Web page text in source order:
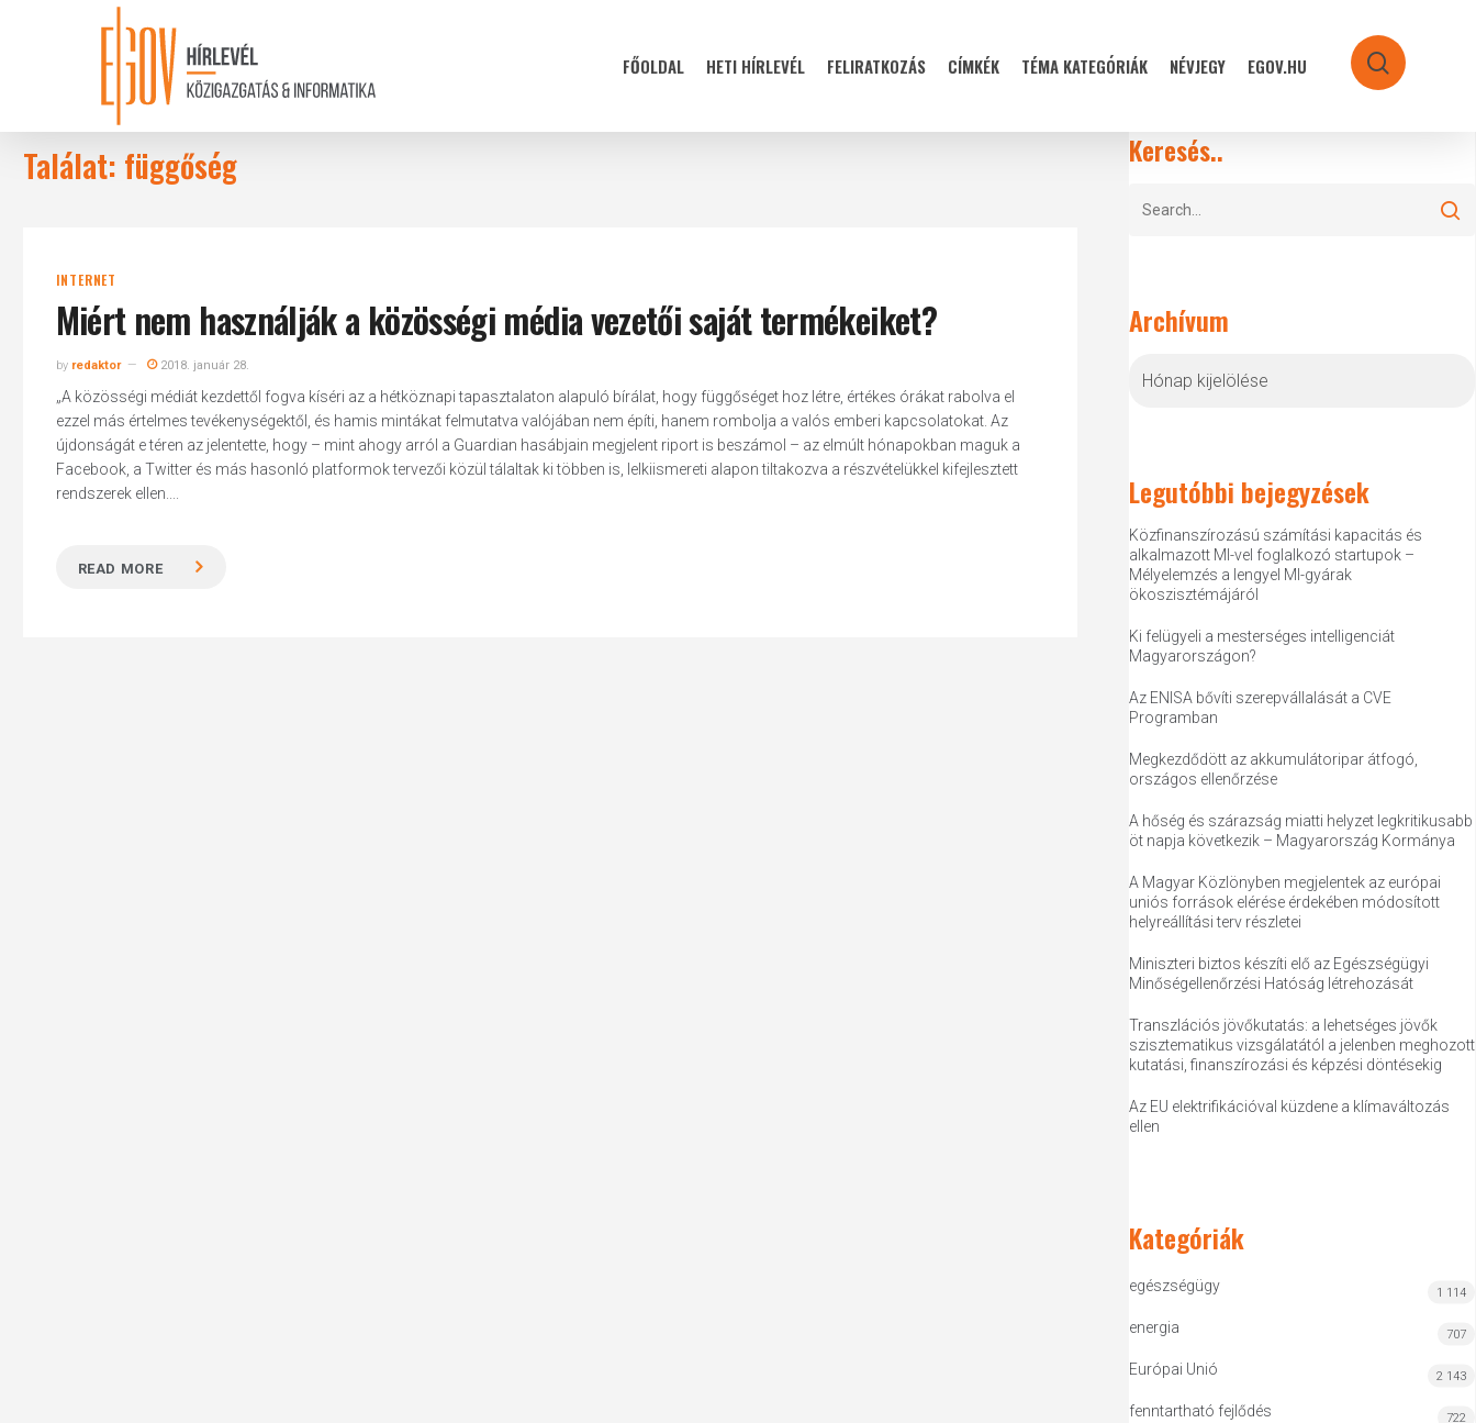
FŐOLDAL HETI HÍRLEVÉL FELIRATKOZÁS CÍMKÉK TÉMA KATEGÓRIÁK NÉVJEGY EGOV.HU search
Találat: függőség
INTERNET
Miért nem használják a közösségi média vezetői saját termékeiket?
by redaktor 2018. január 28.
„A közösségi médiát kezdettől fogva kíséri az a hétköznapi tapasztalaton alapuló bírálat, hogy függőséget hoz létre, értékes órákat rabolva el
ezzel más értelmes tevékenységektől, és hamis mintákat felmutatva valójában nem építi, hanem rombolja a valós emberi kapcsolatokat. Az
újdonságát e téren az jelentette, hogy – mint ahogy arról a Guardian hasábjain megjelent riport is beszámol – az elmúlt hónapokban maguk a
Facebook, a Twitter és más hasonló platformok tervezői közül tálaltak ki többen is, lelkiismereti alapon tiltakozva a részvételükkel kifejlesztett
rendszerek ellen....
READ MORE
Keresés..
Archívum
Legutóbbi bejegyzések
Közfinanszírozású számítási kapacitás és
alkalmazott MI-vel foglalkozó startupok –
Mélyelemzés a lengyel MI-gyárak
ökoszisztémájáról
Ki felügyeli a mesterséges intelligenciát
Magyarországon?
Az ENISA bővíti szerepvállalását a CVE
Programban
Megkezdődött az akkumulátoripar átfogó,
országos ellenőrzése
A hőség és szárazság miatti helyzet legkritikusabb
öt napja következik – Magyarország Kormánya
A Magyar Közlönyben megjelentek az európai
uniós források elérése érdekében módosított
helyreállítási terv részletei
Miniszteri biztos készíti elő az Egészségügyi
Minőségellenőrzési Hatóság létrehozását
Transzlációs jövőkutatás: a lehetséges jövők
szisztematikus vizsgálatától a jelenben meghozott
kutatási, finanszírozási és képzési döntésekig
Az EU elektrifikációval küzdene a klímaváltozás
ellen
Kategóriák
egészségügy 1 114
energia 707
Európai Unió 2 143
fenntartható fejlődés 722